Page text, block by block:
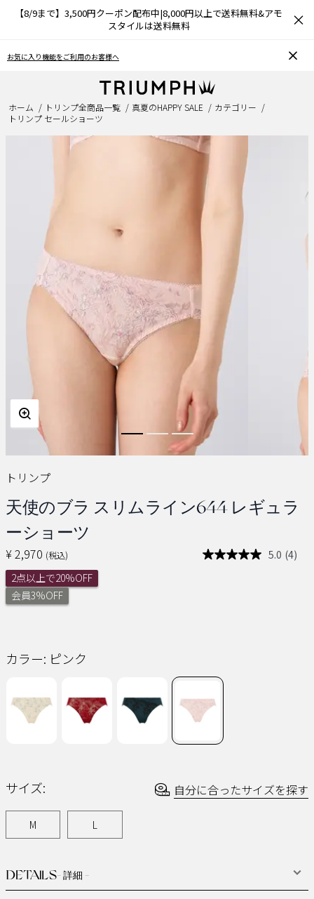
【8/9まで】3,500円クーポン配布中|8,000円以上で送料無料&アモ
スタイルは送料無料
×
ホーム トリンプ全商品一覧 真夏のHAPPY SALE
カテゴリー
トリンプ セールショーツ
DETAILS- 詳細 -
トリンプ
天使のブラ スリムライン644 レギュラ
ーショーツ
¥ 2,970 (税込) 5.0 レ
(4)
2点以上で20%OFF
会員3%OFF
カラー: ピンク
サイズ: 自分に合ったサイズを探す
M L